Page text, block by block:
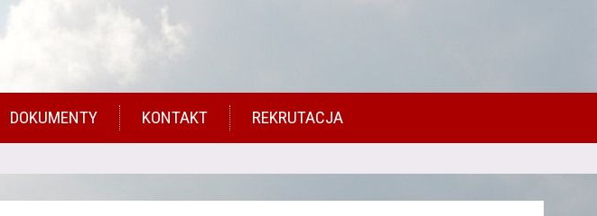
DOKUMENTY KONTAKT REKRUTACJA